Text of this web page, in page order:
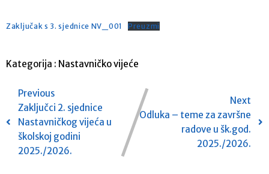
Zaključak s 3. sjednice NV_001 Preuzmi
Kategorija : Nastavničko vijeće
Previous
Zaključci 2. sjednice
Nastavničkog vijeća u
školskoj godini
2025./2026.
Next
Odluka – teme za završne
radove u šk.god.
2025./2026.